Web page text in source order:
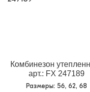
Комбинезон
арт.: FX 247189
Размеры: 56, 62, 68